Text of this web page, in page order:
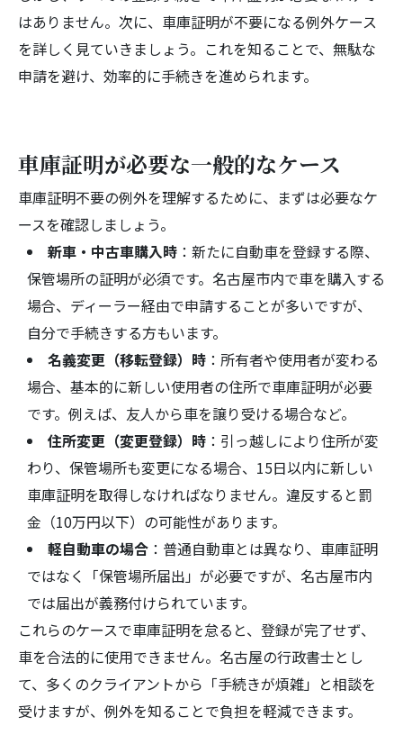
はありません。次に、車庫証明が不要になる例外ケース
を詳しく見ていきましょう。これを知ることで、無駄な
申請を避け、効率的に手続きを進められます。
車庫証明が必要な一般的なケース
車庫証明不要の例外を理解するために、まずは必要なケ
ースを確認しましょう。
新車・中古車購入時：新たに自動車を登録する際、
保管場所の証明が必須です。名古屋市内で車を購入する
場合、ディーラー経由で申請することが多いですが、
自分で手続きする方もいます。
名義変更（移転登録）時：所有者や使用者が変わる
場合、基本的に新しい使用者の住所で車庫証明が必要
です。例えば、友人から車を譲り受ける場合など。
住所変更（変更登録）時：引っ越しにより住所が変
わり、保管場所も変更になる場合、15日以内に新しい
車庫証明を取得しなければなりません。違反すると罰
金（10万円以下）の可能性があります。
軽自動車の場合：普通自動車とは異なり、車庫証明
ではなく「保管場所届出」が必要ですが、名古屋市内
では届出が義務付けられています。
これらのケースで車庫証明を怠ると、登録が完了せず、
車を合法的に使用できません。名古屋の行政書士とし
て、多くのクライアントから「手続きが煩雑」と相談を
受けますが、例外を知ることで負担を軽減できます。